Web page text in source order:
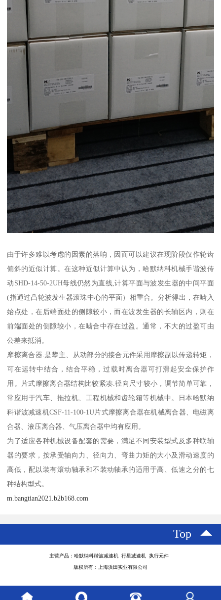
由于许多难以考虑的因素的落响，因而可以建议在现阶段仅作轮齿
偏斜的近似计算。在这种近似计算中认为，哈默纳科机械手谐波传
动SHD-14-50-2UH母线仍然为直线,计算平面与波发生器的中间平面
(指通过凸轮波发生器滚珠中心的平面）相重合。分析得出，在啮入
始点处，在后端面处的侧隙较小，而在波发生器的长轴区内，则在
前端面处的侧隙较小，在啮合中存在过盈。通常，不大的过盈可由
公差来抵消。
摩擦离合器.是攀主、从动部分的接合元件采用摩擦副以传递转矩，
可在运转中结合，结合平稳，过载时离合器可打滑起安全保护作
用。片式摩擦离合器结构比较紧凑.径向尺寸较小，调节简单可靠，
常应用于汽车、拖拉机、工程机械和齿轮箱等机械中。日本哈默纳
科谐波减速机CSF-11-100-1U片式摩擦离合器在机械离合器、电磁离
合器、液压离合器、气压离合器中均有应用。
为了适应各种机械设备配套的需要，满足不同安装型式及多种联轴
器的要求，按承受轴向力、径向力、弯曲力矩的大小及滑动速度的
高低，配以装有滚动轴承和不装动轴承的适用于高、低速之分的七
种结构型式。
m.bangtian2021.b2b168.com
Top
主营产品：哈默纳科谐波减速机 行星减速机 执行元件
版权所有：上海浜田实业有限公司